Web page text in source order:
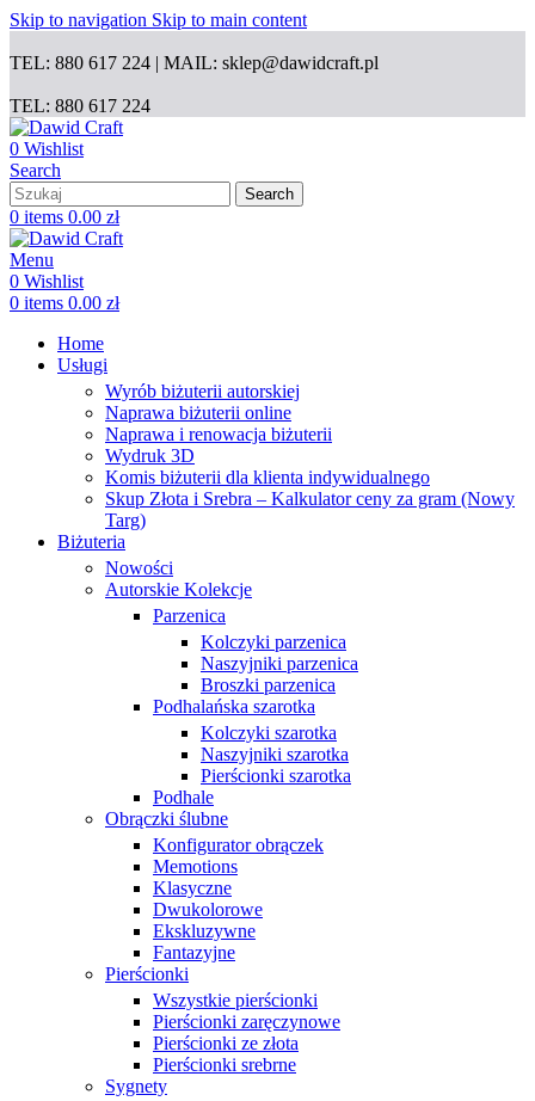
Skip to navigation Skip to main content
TEL: 880 617 224 | MAIL: sklep@dawidcraft.pl
TEL: 880 617 224
0 Wishlist
Search
Search
0 items 0.00 zł
Menu
0 Wishlist
0 items 0.00 zł
Home
Usługi
Wyrób biżuterii autorskiej
Naprawa biżuterii online
Naprawa i renowacja biżuterii
Wydruk 3D
Komis biżuterii dla klienta indywidualnego
Skup Złota i Srebra – Kalkulator ceny za gram (Nowy
Targ)
Biżuteria
Nowości
Autorskie Kolekcje
Parzenica
Kolczyki parzenica
Naszyjniki parzenica
Broszki parzenica
Podhalańska szarotka
Kolczyki szarotka
Naszyjniki szarotka
Pierścionki szarotka
Podhale
Obrączki ślubne
Konfigurator obrączek
Memotions
Klasyczne
Dwukolorowe
Ekskluzywne
Fantazyjne
Pierścionki
Wszystkie pierścionki
Pierścionki zaręczynowe
Pierścionki ze złota
Pierścionki srebrne
Sygnety